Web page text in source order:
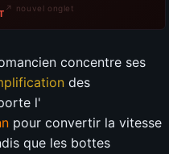
↗ nouvel onglet
concentre ses
des
l'
pour convertir la vitesse
que les bottes